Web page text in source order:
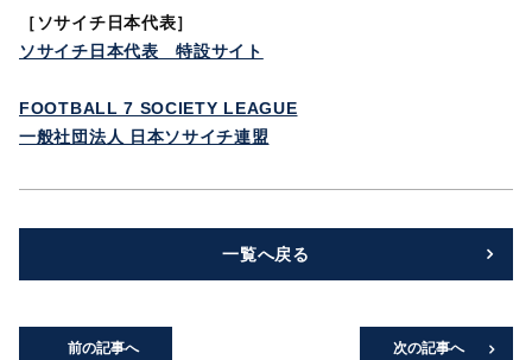
［ソサイチ日本代表］
ソサイチ日本代表 特設サイト
FOOTBALL 7 SOCIETY LEAGUE
一般社団法人 日本ソサイチ連盟
一覧へ戻る
前の記事へ 次の記事へ